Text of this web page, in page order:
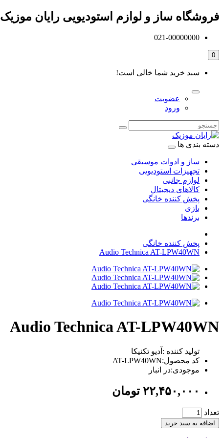
فروشگاه ساز و لوازم استودیویی رایان موزیک
021-00000000
0
سبد خرید شما خالی است!
عضویت
ورود
دسته بندی ها
ساز و ادوات موسیقی
تجهیزات استودیویی
لوازم جانبی
کالاهای دیجیتال
پخش کننده خانگی
بازی
برندها
پخش کننده خانگی
Audio Technica AT-LPW40WN
Audio Technica AT-LPW40WN
تولید کننده :آدیو تکنیکا
کد محصول:AT-LPW40WN
موجودی:در انبار
٢٢,۴۵٠,٠٠٠ تومان
تعداد
اضافه به سبد خرید